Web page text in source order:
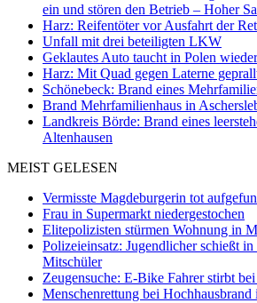
ein und stören den Betrieb – Hoher
Harz: Reifentöter vor Ausfahrt der
Unfall mit drei beteiligten LKW
Geklautes Auto taucht in Polen
Harz: Mit Quad gegen Laterne
Schönebeck: Brand eines
Brand Mehrfamilienhaus in
Landkreis Börde: Brand eines
Altenhausen
MEIST GELESEN
Vermisste Magdeburgerin tot
Frau in Supermarkt niedergestochen
Elitepolizisten stürmen Wohnung in
Polizeieinsatz: Jugendlicher schießt
Mitschüler
Zeugensuche: E-Bike Fahrer stirbt
Menschenrettung bei